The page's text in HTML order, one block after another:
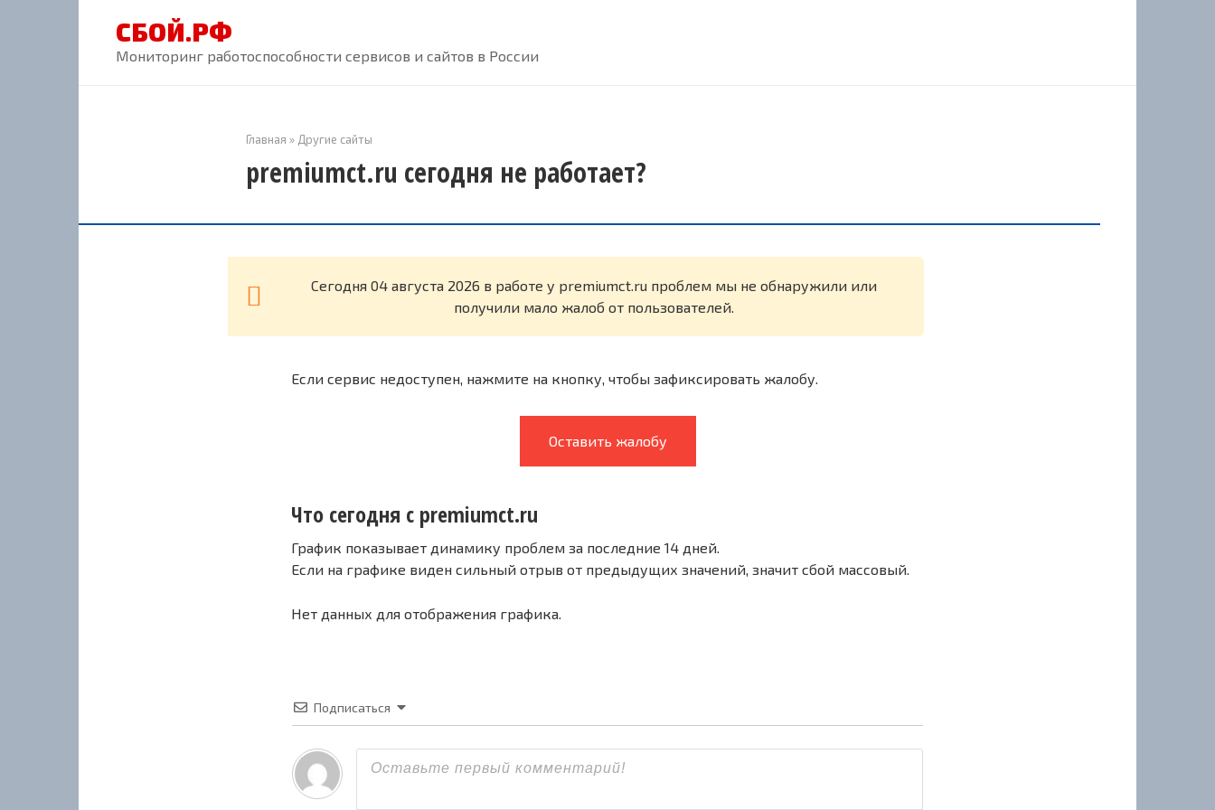
СБОЙ.РФ
Мониторинг работоспособности сервисов и сайтов в России
Главная » Другие сайты
premiumct.ru сегодня не работает?
Cегодня 04 августа 2026 в работе у premiumct.ru проблем мы не обнаружили или
получили мало жалоб от пользователей.
Если сервис недоступен, нажмите на кнопку, чтобы зафиксировать жалобу.
Оставить жалобу
Что сегодня с premiumct.ru
График показывает динамику проблем за последние 14 дней.
Если на графике виден сильный отрыв от предыдущих значений, значит сбой массовый.
Нет данных для отображения графика.
Подписаться